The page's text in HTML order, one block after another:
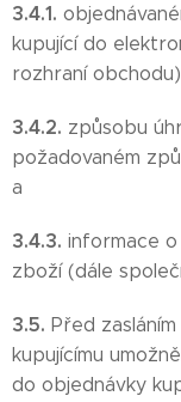
3.4.1.
kupující do
rozhraní
3.4.2. způsobu
požadovaném
a
3.4.3. informace o
zboží (dále
3.5. Před
kupujícímu
do objednávky